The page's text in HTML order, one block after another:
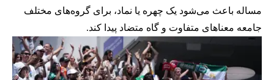
مساله باعث می‌شود یک چهره یا نماد، برای گروه‌های مختلف
جامعه معناهای متفاوت و گاه متضاد پیدا کند.